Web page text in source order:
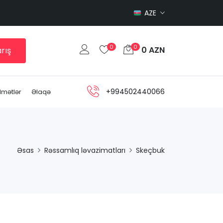
AZE
0 0 0 AZN
Əlaqə +994502440066
Əsas Rəssamlıq ləvazimatları Skeçbuk